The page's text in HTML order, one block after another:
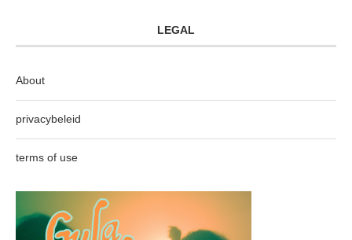
LEGAL
About
privacybeleid
terms of use